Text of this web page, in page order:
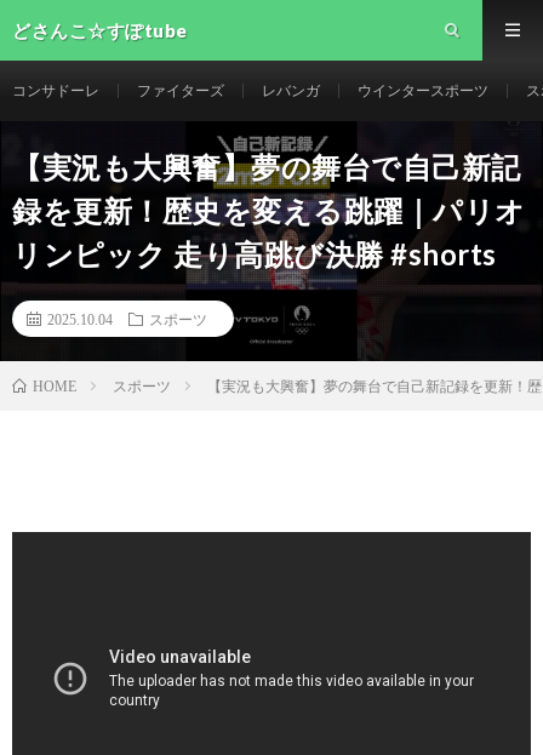
どさんこ☆すぽtube
コンサドーレ ファイターズ レバンガ ウインタースポーツ
【実況も大興奮】夢の舞台で自己新記
録を更新！歴史を変える跳躍｜パリオ
リンピック 走り高跳び決勝 #shorts
2025.10.04 スポーツ
HOME スポーツ 【実況も大興奮】夢の舞台で自己新記録を更新！